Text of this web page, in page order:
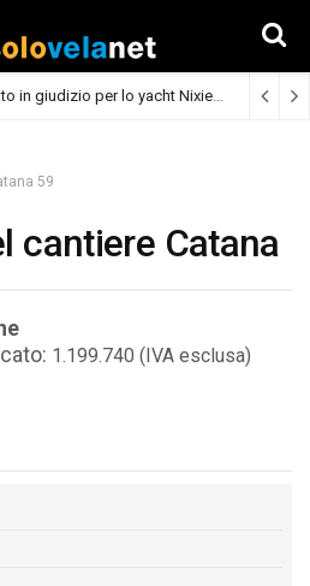
Il fondatore di Revolut citato in giudizio per lo yacht Nixie (Cronaca)
59
cantiere Catana
1.199.740 (IVA esclusa)